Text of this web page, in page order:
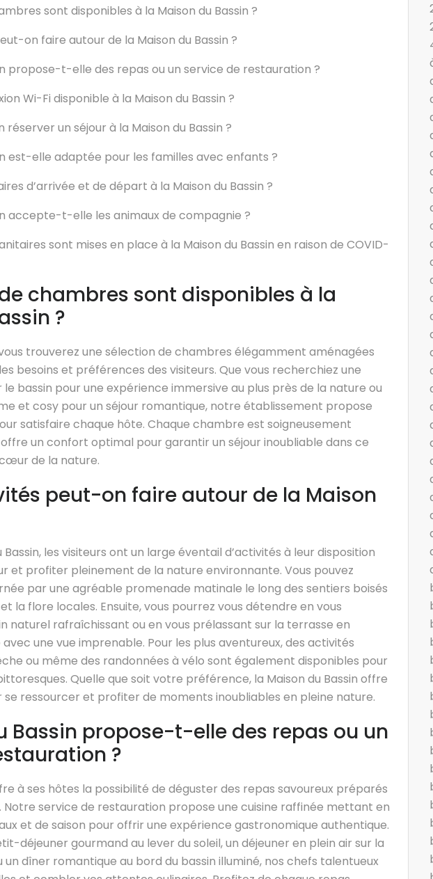
sont disponibles à la Maison du Bassin ?
on faire autour de la Maison du Bassin ?
propose-t-elle des repas ou un service de restauration ?
Wi-Fi disponible à la Maison du Bassin ?
un séjour à la Maison du Bassin ?
est-elle adaptée pour les familles avec enfants ?
d’arrivée et de départ à la Maison du Bassin ?
accepte-t-elle les animaux de compagnie ?
sont mises en place à la Maison du Bassin en raison de COVID-
chambres sont disponibles à la
?
vous trouverez une sélection de chambres élégamment aménagées
besoins et préférences des visiteurs. Que vous recherchiez une
bassin pour une expérience immersive au plus près de la nature ou
et cosy pour un séjour romantique, notre établissement propose
satisfaire chaque hôte. Chaque chambre est soigneusement
un confort optimal pour garantir un séjour inoubliable dans ce
de la nature.
peut-on faire autour de la Maison
les visiteurs ont un large éventail d’activités à leur disposition
et profiter pleinement de la nature environnante. Vous pouvez
par une agréable promenade matinale le long des sentiers boisés
la flore locales. Ensuite, vous pourrez vous détendre en vous
naturel rafraîchissant ou en vous prélassant sur la terrasse en
une vue imprenable. Pour les plus aventureux, des activités
ou même des randonnées à vélo sont également disponibles pour
Quelle que soit votre préférence, la Maison du Bassin offre
se ressourcer et profiter de moments inoubliables en pleine nature.
Bassin propose-t-elle des repas ou un
?
à ses hôtes la possibilité de déguster des repas savoureux préparés
service de restauration propose une cuisine raffinée mettant en
et de saison pour offrir une expérience gastronomique authentique.
déjeuner gourmand au lever du soleil, un déjeuner en plein air sur la
dîner romantique au bord du bassin illuminé, nos chefs talentueux